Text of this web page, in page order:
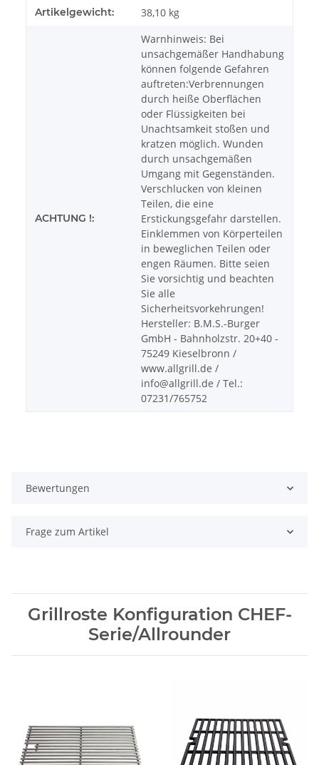
Artikelgewicht: 38,10 kg
ACHTUNG !:
Warnhinweis: Bei
unsachgemäßer Handhabung
können folgende Gefahren
auftreten:Verbrennungen
durch heiße Oberflächen
oder Flüssigkeiten bei
Unachtsamkeit stoßen und
kratzen möglich. Wunden
durch unsachgemäßen
Umgang mit Gegenständen.
Verschlucken von kleinen
Teilen, die eine
Erstickungsgefahr darstellen.
Einklemmen von Körperteilen
in beweglichen Teilen oder
engen Räumen. Bitte seien
Sie vorsichtig und beachten
Sie alle
Sicherheitsvorkehrungen!
Hersteller: B.M.S.-Burger
GmbH - Bahnholzstr. 20+40 -
75249 Kieselbronn /
www.allgrill.de /
info@allgrill.de / Tel.:
07231/765752
Bewertungen
Frage zum Artikel
Grillroste Konfiguration CHEF-
Serie/Allrounder